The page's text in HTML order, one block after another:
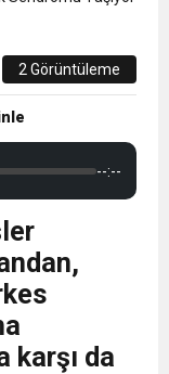
2 Görüntüleme
--:--
karşı da